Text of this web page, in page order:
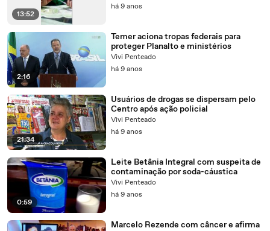
13:52
há 9 anos
2:16
Temer aciona tropas federais para
proteger Planalto e ministérios
Vivi Penteado
há 9 anos
21:34
Usuários de drogas se dispersam pelo
Centro após ação policial
Vivi Penteado
há 9 anos
0:59
Leite Betânia Integral com suspeita de
contaminação por soda-cáustica
Vivi Penteado
há 9 anos
Marcelo Rezende com câncer e afirma